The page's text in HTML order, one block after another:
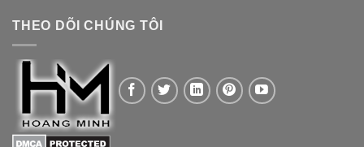
THEO DÕI CHÚNG TÔI